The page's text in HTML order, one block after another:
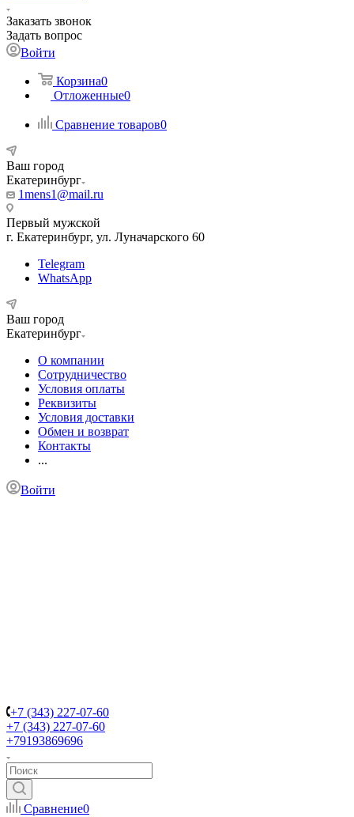
Заказать звонок
Задать вопрос
Войти
Корзина0
Отложенные0
Сравнение товаров0
Ваш город
Екатеринбург
1mens1@mail.ru
Первый мужской
г. Екатеринбург, ул. Луначарского 60
Telegram
WhatsApp
Ваш город
Екатеринбург
О компании
Сотрудничество
Условия оплаты
Реквизиты
Условия доставки
Обмен и возврат
Контакты
...
Войти
+7 (343) 227-07-60
+7 (343) 227-07-60
+79193869696
Сравнение0